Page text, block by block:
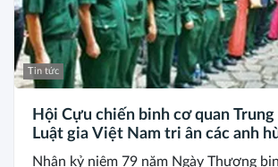
Tin tức
Hội Cựu chiến binh cơ quan
Luật gia Việt Nam tri ân các anh
Nhân kỷ niệm 79 năm Ngày Thương